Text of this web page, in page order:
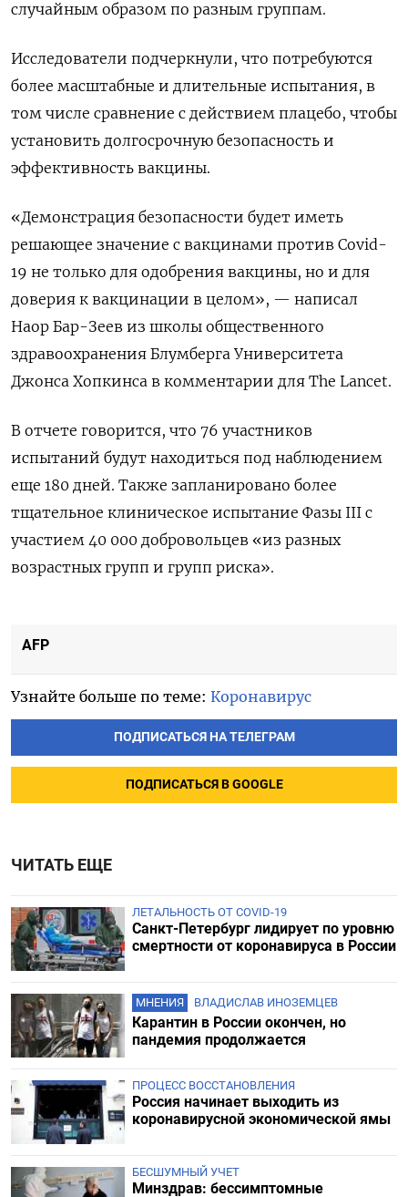
случайным образом по разным группам.
Исследователи подчеркнули, что потребуются
более масштабные и длительные испытания, в
том числе сравнение с действием плацебо, чтобы
установить долгосрочную безопасность и
эффективность вакцины.
«Демонстрация безопасности будет иметь
решающее значение с вакцинами против Covid-
19 не только для одобрения вакцины, но и для
доверия к вакцинации в целом», — написал
Наор Бар-Зеев из школы общественного
здравоохранения Блумберга Университета
Джонса Хопкинса в комментарии для The Lancet.
В отчете говорится, что 76 участников
испытаний будут находиться под наблюдением
еще 180 дней. Также запланировано более
тщательное клиническое испытание Фазы III с
участием 40 000 добровольцев «из разных
возрастных групп и групп риска».
AFP
Узнайте больше по теме: Коронавирус
ПОДПИСАТЬСЯ НА ТЕЛЕГРАМ
ПОДПИСАТЬСЯ В GOOGLE
ЧИТАТЬ ЕЩЕ
ЛЕТАЛЬНОСТЬ ОТ COVID-19
Санкт-Петербург лидирует по уровню
смертности от коронавируса в России
МНЕНИЯ ВЛАДИСЛАВ ИНОЗЕМЦЕВ
Карантин в России окончен, но
пандемия продолжается
ПРОЦЕСС ВОССТАНОВЛЕНИЯ
Россия начинает выходить из
коронавирусной экономической ямы
БЕСШУМНЫЙ УЧЕТ
Минздрав: бессимптомные